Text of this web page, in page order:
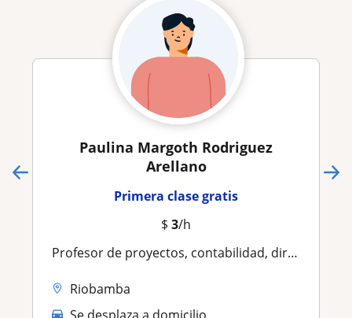
Paulina Margoth Rodriguez
Arellano
Primera clase gratis
$ 3/h
Profesor de proyectos, contabilidad, dirijido para estudiantes secundaria
Riobamba